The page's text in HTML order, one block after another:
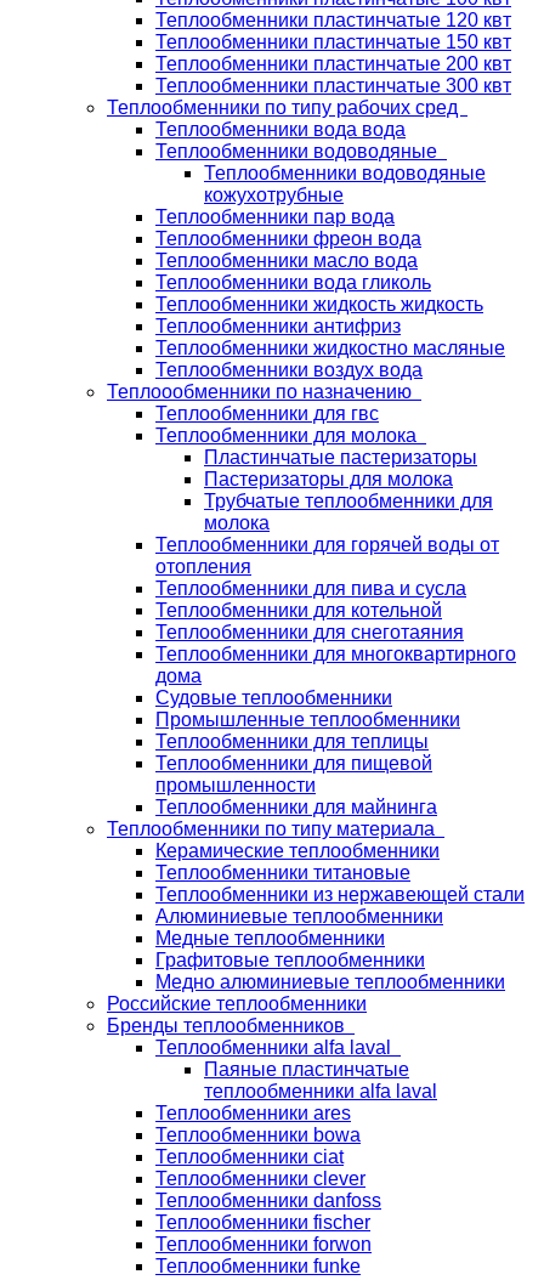
Теплообменники пластинчатые 120 квт
Теплообменники пластинчатые 150 квт
Теплообменники пластинчатые 200 квт
Теплообменники пластинчатые 300 квт
Теплообменники по типу рабочих сред
Теплообменники вода вода
Теплообменники водоводяные
Теплообменники водоводяные
кожухотрубные
Теплообменники пар вода
Теплообменники фреон вода
Теплообменники масло вода
Теплообменники вода гликоль
Теплообменники жидкость жидкость
Теплообменники антифриз
Теплообменники жидкостно масляные
Теплообменники воздух вода
Теплоообменники по назначению
Теплообменники для гвс
Теплообменники для молока
Пластинчатые пастеризаторы
Пастеризаторы для молока
Трубчатые теплообменники для
молока
Теплообменники для горячей воды от
отопления
Теплообменники для пива и сусла
Теплообменники для котельной
Теплообменники для снеготаяния
Теплообменники для многоквартирного
дома
Судовые теплообменники
Промышленные теплообменники
Теплообменники для теплицы
Теплообменники для пищевой
промышленности
Теплообменники для майнинга
Теплообменники по типу материала
Керамические теплообменники
Теплообменники титановые
Теплообменники из нержавеющей стали
Алюминиевые теплообменники
Медные теплообменники
Графитовые теплообменники
Медно алюминиевые теплообменники
Российские теплообменники
Бренды теплообменников
Теплообменники alfa laval
Паяные пластинчатые
теплообменники alfa laval
Теплообменники ares
Теплообменники bowa
Теплообменники ciat
Теплообменники clever
Теплообменники danfoss
Теплообменники fischer
Теплообменники forwon
Теплообменники funke